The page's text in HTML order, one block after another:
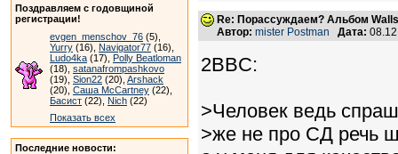
Поздравляем с годовщиной
регистрации!
evgen_menschov_76 (5),
Yurry (16), Navigator77 (16),
Ludo4ka (17), Polly Beatloman
(18), satanafrompashkovo
(19), Sion22 (20), Arshack
(20), Саша McCartney (22),
Басист (22), Nich (22)
Показать всех
Последние новости:
Re: Порассуждаем? Альбом
Автор: mister Postman Дата:
2BBC:
>Человек ведь
>же не про СД речь